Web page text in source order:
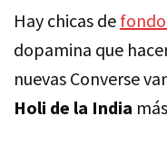
Hay chicas de
dopamina que
nuevas Converse
Holi de la India